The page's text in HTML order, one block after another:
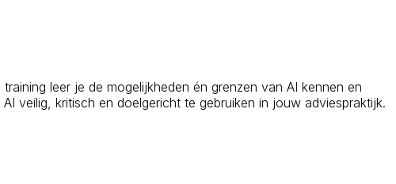
leer je de mogelijkheden én grenzen van AI kennen en
veilig, kritisch en doelgericht te gebruiken in jouw adviespraktijk.